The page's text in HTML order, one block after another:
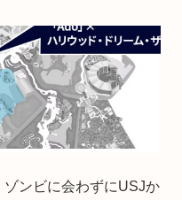
ンビに会わずにUSJか